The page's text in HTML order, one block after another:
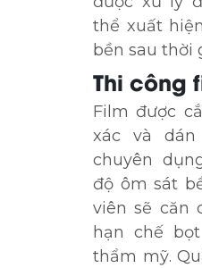
thể xuất
bền sau thời
Thi công
Film được
xác và
chuyên
độ ôm sát
viên sẽ căn
hạn chế
thẩm mỹ.